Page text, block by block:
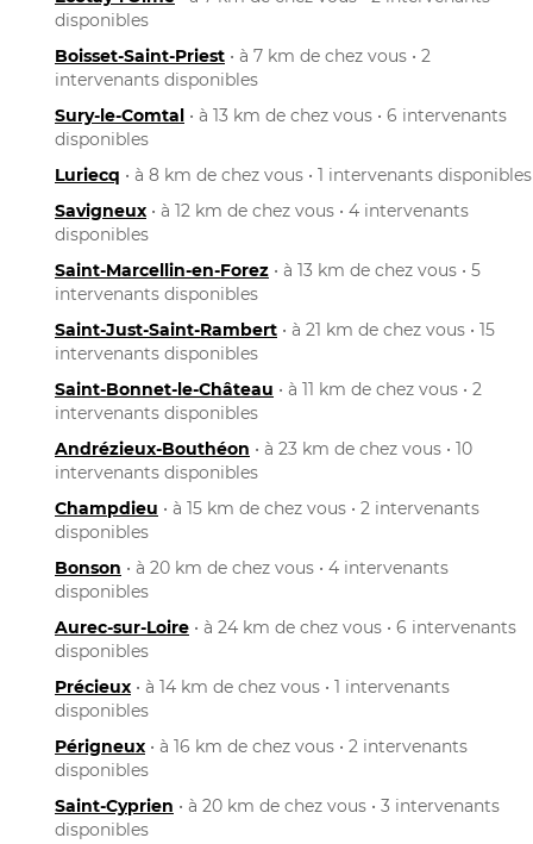
disponibles
Boisset-Saint-Priest • à 7 km de chez vous • 2
intervenants disponibles
Sury-le-Comtal • à 13 km de chez vous • 6 intervenants
disponibles
Luriecq • à 8 km de chez vous • 1 intervenants disponibles
Savigneux • à 12 km de chez vous • 4 intervenants
disponibles
Saint-Marcellin-en-Forez • à 13 km de chez vous • 5
intervenants disponibles
Saint-Just-Saint-Rambert • à 21 km de chez vous • 15
intervenants disponibles
Saint-Bonnet-le-Château • à 11 km de chez vous • 2
intervenants disponibles
Andrézieux-Bouthéon • à 23 km de chez vous • 10
intervenants disponibles
Champdieu • à 15 km de chez vous • 2 intervenants
disponibles
Bonson • à 20 km de chez vous • 4 intervenants
disponibles
Aurec-sur-Loire • à 24 km de chez vous • 6 intervenants
disponibles
Précieux • à 14 km de chez vous • 1 intervenants
disponibles
Périgneux • à 16 km de chez vous • 2 intervenants
disponibles
Saint-Cyprien • à 20 km de chez vous • 3 intervenants
disponibles